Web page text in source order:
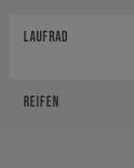
Laufrad
Reifen